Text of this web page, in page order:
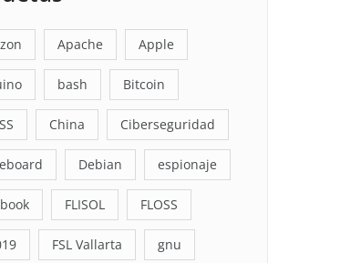
Apache Apple
bash Bitcoin
China Ciberseguridad
Debian espionaje
FLISOL FLOSS
FSL Vallarta gnu